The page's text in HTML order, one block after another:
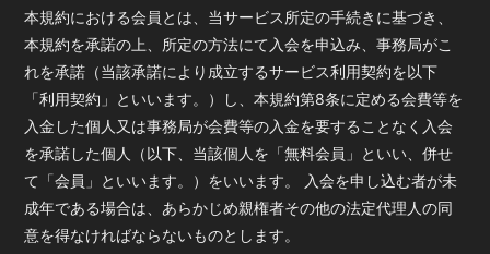
本規約における会員とは、当サービス所定の手続きに基づき、
本規約を承諾の上、所定の方法にて入会を申込み、事務局がこ
れを承諾（当該承諾により成立するサービス利用契約を以下
「利用契約」といいます。）し、本規約第8条に定める会費等を
入金した個人又は事務局が会費等の入金を要することなく入会
を承諾した個人（以下、当該個人を「無料会員」といい、併せ
て「会員」といいます。）をいいます。 入会を申し込む者が未
成年である場合は、あらかじめ親権者その他の法定代理人の同
意を得なければならないものとします。